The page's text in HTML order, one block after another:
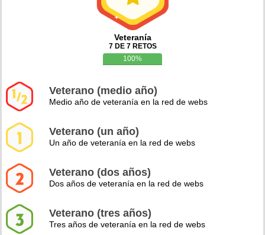
Veteranía
7 DE 7 RETOS
100%
Veterano (medio año)
Medio año de veteranía en la red de webs
Veterano (un año)
Un año de veteranía en la red de webs
Veterano (dos años)
Dos años de veteranía en la red de webs
Veterano (tres años)
Tres años de veteranía en la red de webs